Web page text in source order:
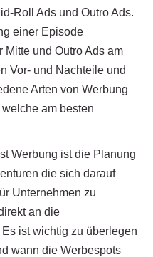
Roll Ads und Outro Ads.
einer Episode
und Outro Ads am
Vor- und Nachteile und
Arten von Werbung
am besten
Werbung ist die Planung
die sich darauf
Unternehmen zu
an die
ist wichtig zu überlegen
wann die Werbespots